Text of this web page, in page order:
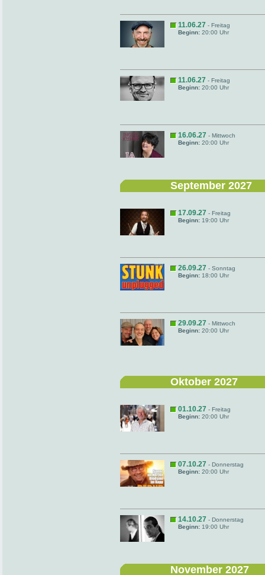
11.06.27 - Freitag
Beginn: 20:00 Uhr
11.06.27 - Freitag
Beginn: 20:00 Uhr
16.06.27 - Mittwoch
Beginn: 20:00 Uhr
September 2027
17.09.27 - Freitag
Beginn: 19:00 Uhr
26.09.27 - Sonntag
Beginn: 18:00 Uhr
29.09.27 - Mittwoch
Beginn: 20:00 Uhr
Oktober 2027
01.10.27 - Freitag
Beginn: 20:00 Uhr
07.10.27 - Donnerstag
Beginn: 20:00 Uhr
14.10.27 - Donnerstag
Beginn: 19:00 Uhr
November 2027